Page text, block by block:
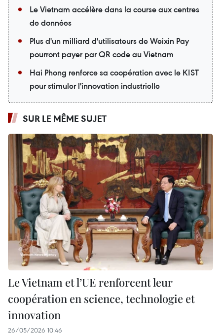
Le Vietnam accélère dans la course aux centres
de données
Plus d'un milliard d'utilisateurs de Weixin Pay
pourront payer par QR code au Vietnam
Hai Phong renforce sa coopération avec le KIST
pour stimuler l'innovation industrielle
SUR LE MÊME SUJET
Le Vietnam et l’UE renforcent leur
coopération en science, technologie et
innovation
26/05/2026 10:46